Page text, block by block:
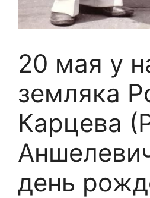
20 мая у
земляка
Карцева
день